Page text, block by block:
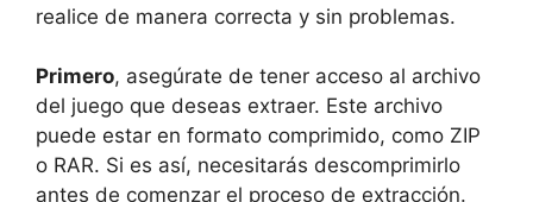
realice ⁢de ⁣manera correcta y sin problemas.
Primero, asegúrate ⁣de tener ‌acceso al archivo
del juego que deseas extraer. Este archivo
⁣puede estar ⁤en formato​ comprimido, como ZIP
o RAR.‌ Si‌ es así,‍ necesitarás descomprimirlo
antes de comenzar el proceso de extracción.